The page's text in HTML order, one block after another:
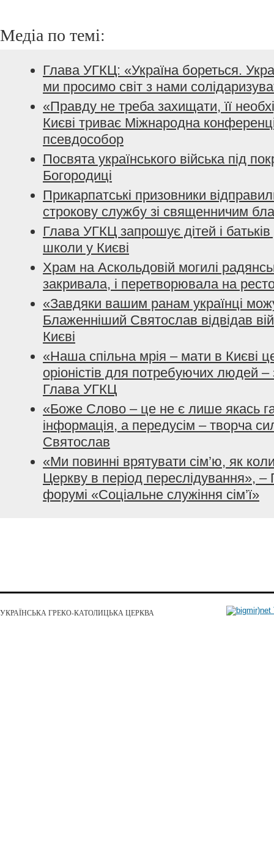
Медіа по темі:
Глава УГКЦ: «Україна бореться.
ми просимо світ з нами
«Правду не треба захищати, її
Києві триває Міжнародна
псевдособор
Посвята українського війська під
Богородиці
Прикарпатські призовники
строкову службу зі священничим
Глава УГКЦ запрошує дітей і
школи у Києві
Храм на Аскольдовій могилі
закривала, і перетворювала на
«Завдяки вашим ранам українці
Блаженніший Святослав відвідав
Києві
«Наша спільна мрія – мати в Києві
оріоністів для потребуючих людей –
Глава УГКЦ
«Боже Слово – це не є лише якась
інформація, а передусім – творча
Святослав
«Ми повинні врятувати сім’ю, як
Церкву в період переслідування»,
форумі «Соціальне служіння сім’ї»
УКРАЇНСЬКА ГРЕКО-КАТОЛИЦЬКА ЦЕРКВА